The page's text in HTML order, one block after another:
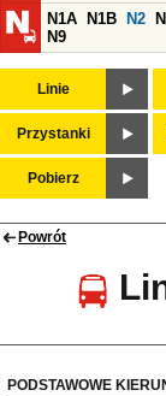
N1A
N1B N2
N9
Linie
Przystanki
Pobierz
Powrót
PODSTAWOWE